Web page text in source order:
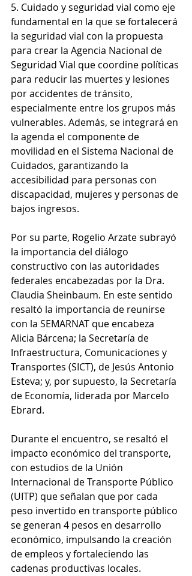
5. Cuidado y seguridad vial como eje
fundamental en la que se fortalecerá
la seguridad vial con la propuesta
para crear la Agencia Nacional de
Seguridad Vial que coordine políticas
para reducir las muertes y lesiones
por accidentes de tránsito,
especialmente entre los grupos más
vulnerables. Además, se integrará en
la agenda el componente de
movilidad en el Sistema Nacional de
Cuidados, garantizando la
accesibilidad para personas con
discapacidad, mujeres y personas de
bajos ingresos.
Por su parte, Rogelio Arzate subrayó
la importancia del diálogo
constructivo con las autoridades
federales encabezadas por la Dra.
Claudia Sheinbaum. En este sentido
resaltó la importancia de reunirse
con la SEMARNAT que encabeza
Alicia Bárcena; la Secretaría de
Infraestructura, Comunicaciones y
Transportes (SICT), de Jesús Antonio
Esteva; y, por supuesto, la Secretaría
de Economía, liderada por Marcelo
Ebrard.
Durante el encuentro, se resaltó el
impacto económico del transporte,
con estudios de la Unión
Internacional de Transporte Público
(UITP) que señalan que por cada
peso invertido en transporte público
se generan 4 pesos en desarrollo
económico, impulsando la creación
de empleos y fortaleciendo las
cadenas productivas locales.